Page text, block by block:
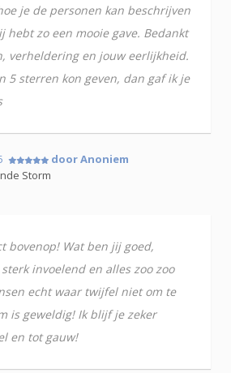
je de personen kan beschrijven
hebt zo een mooie gave. Bedankt
verheldering en jouw eerlijkheid.
5 sterren kon geven, dan gaf ik je
door Anoniem
Storm
bovenop! Wat ben jij goed,
invoelend en alles zoo zoo
echt waar twijfel niet om te
is geweldig! Ik blijf je zeker
en tot gauw!